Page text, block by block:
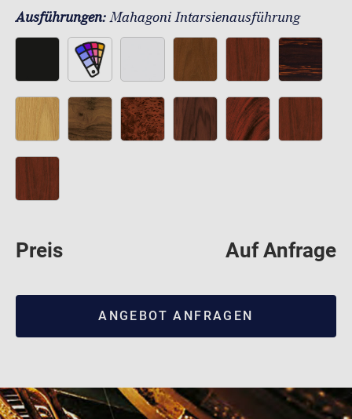
Ausführungen:Mahagoni Intarsienausführung
Preis Auf Anfrage
ANGEBOT ANFRAGEN